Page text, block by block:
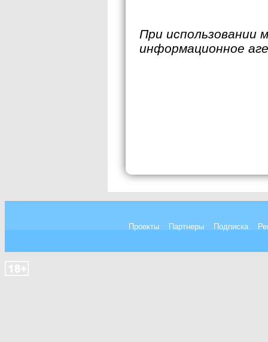
При использовании
информационное
Проекты Партнеры Подписка